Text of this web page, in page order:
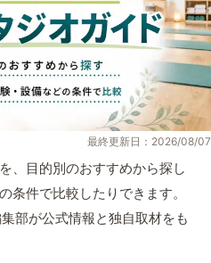
最終更新日：2026/08/07
、目的別のおすすめから探し
条件で比較したりできます。
部が公式情報と独自取材をも